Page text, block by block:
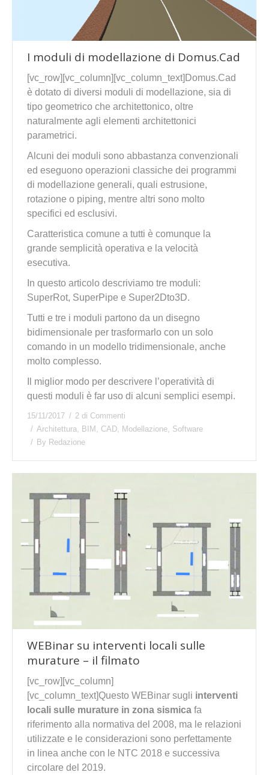
I moduli di modellazione di Domus.Cad
[vc_row][vc_column][vc_column_text]Domus.Cad
è dotato di diversi moduli di modellazione, sia di
tipo geometrico che architettonico, oltre
naturalmente agli elementi architettonici
parametrici.
Alcuni dei moduli sono abbastanza convenzionali
ed eseguono operazioni classiche dei programmi
di modellazione generali, quali estrusione,
rotazione o piping, mentre altri sono molto
specifici ed esclusivi.
Caratteristica comune a tutti è comunque la
grande semplicità operativa e la velocità
esecutiva.
In questo articolo descriviamo tre moduli:
SuperRot, SuperPipe e Super2Dto3D.
Tutti e tre i moduli partono da un disegno
bidimensionale per trasformarlo con un solo
comando in un modello tridimensionale, anche
molto complesso.
Il miglior modo per descrivere l’operatività di
questi moduli è far uso di alcuni semplici esempi.
15/11/2017
2 di Commenti
Architettura, BIM , CAD, Modellazione, Software
By Redazione
WEBinar su interventi locali sulle
murature – il filmato
[vc_row][vc_column]
[vc_column_text]Questo WEBinar sugli interventi
locali sulle murature in zona sismica fa
riferimento alla normativa del 2008, ma le relazioni
utilizzate e le considerazioni sono perfettamente
in linea anche con le NTC 2018 e successiva
circolare del 2019.